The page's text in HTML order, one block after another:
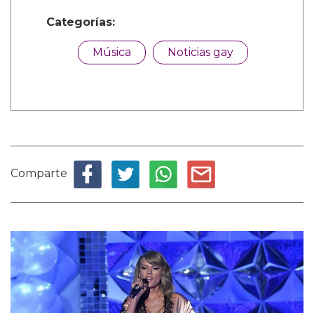
Categorías:
Música Noticias gay
Comparte